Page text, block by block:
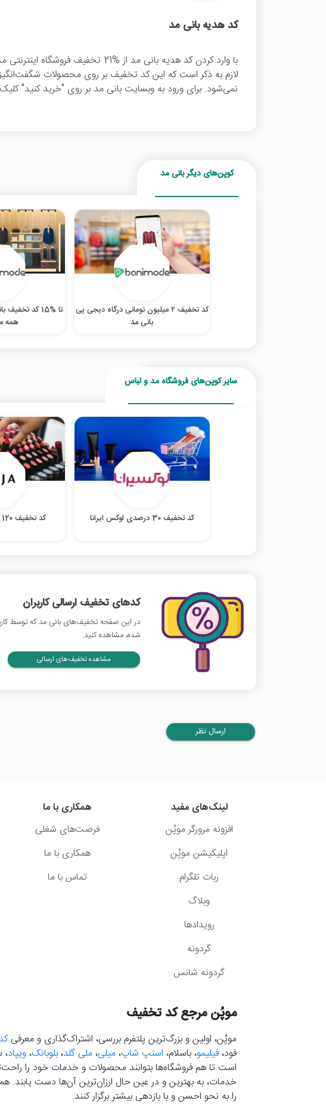
کد هدیه بانی مد
با وارد کردن کد هدیه بانی مد از %21
لازم به ذکر است که این کد تخفیف بر روی محصولات
نمی‌شود. برای ورود به وبسایت بانی مد بر روی "خرید کنید"
کوپن‌های دیگر بانی مد
کد تخفیف ۲ میلیون تومانی درگاه دیجی پی
بانی مد
تا %15 کد
همه
سایر کوپن‌های فروشگاه مد و لباس
کد تخفیف 30 درصدی لوکس ایرانا کد تخفیف 120 هزار تومانی روژا
کدهای تخفیف ارسالی کاربران
در این صفحه تخفیف‌های بانی مد که توسط
شده، مشاهده کنید.
مشاهده تخفیف‌های ارسالی
ارسال نظر
لینک‌های مفید
افزونه مرورگر موپُن
اپلیکیشن موپُن
ربات تلگرام
وبلاگ
رویدادها
گردونه
گردونه شانس
همکاری با ما
فرصت‌های شغلی
همکاری با ما
تماس با ما
موپُن مرجع کد تخفیف
موپُن، اولین و بزرگ‌ترین پلتفرم بررسی، اشتراک‌گذاری و معرفی
فود، فیلیمو، باسلام، اسنپ شاپ، میلی، ملی گلد، بلوبانک، ویپاد،
است تا هم فروشگاه‌ها بتوانند محصولات و خدمات خود را
خدمات، به بهترین و در عین حال ارزان‌ترین آن‌ها دست‌ یابند.
را به نحو احسن و با بازدهی بیشتر برگزار کنند.